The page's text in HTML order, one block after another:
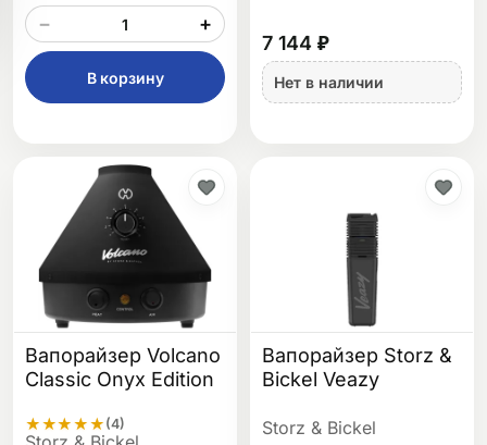
−
+
В корзину
7 144 ₽
Нет в наличии
Вапорайзер Volcano
Classic Onyx Edition
★★★★★ (4)
Вапорайзер Storz &
Bickel Veazy
Storz & Bickel